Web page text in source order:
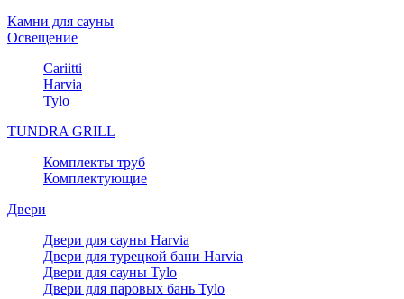
Камни для сауны
Освещение
Cariitti
Harvia
Tylo
TUNDRA GRILL
Комплекты труб
Комплектующие
Двери
Двери для сауны Harvia
Двери для турецкой бани Harvia
Двери для сауны Tylo
Двери для паровых бань Tylo